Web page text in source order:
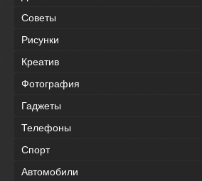
Советы
Рисунки
Креатив
Фотография
Гаджеты
Телефоны
Спорт
Автомобили